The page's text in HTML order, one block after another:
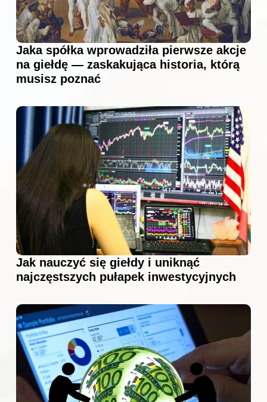
Jaka spółka wprowadziła pierwsze akcje
na giełdę — zaskakująca historia, którą
musisz poznać
Jak nauczyć się giełdy i uniknąć
najczęstszych pułapek inwestycyjnych